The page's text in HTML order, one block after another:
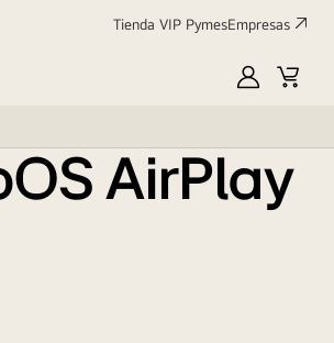
Tienda VIP PymesEmpresas
MyLGCart
AirPlay